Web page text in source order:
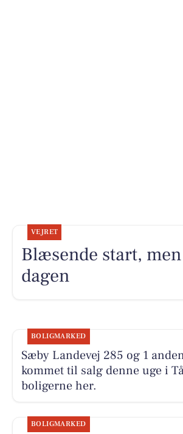
VEJRET
Blæsende start,
dagen
BOLIGMARKED
Sæby Landevej 285 og 1
kommet til salg denne uge i
boligerne her.
BOLIGMARKED